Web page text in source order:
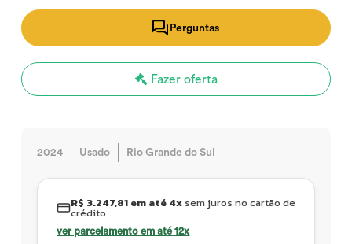
Perguntas
Fazer oferta
2024 Usado Rio Grande do Sul
R$ 3.247,81 em até 4xsem juros no cartão de
crédito
ver parcelamento em até 12x